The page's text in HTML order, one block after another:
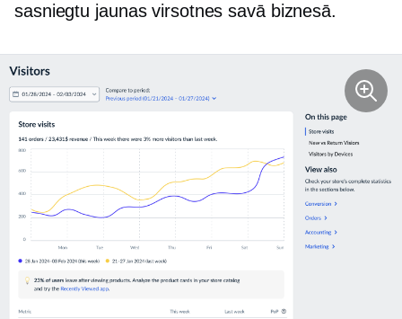
sasniegtu jaunas virsotnes savā biznesā.